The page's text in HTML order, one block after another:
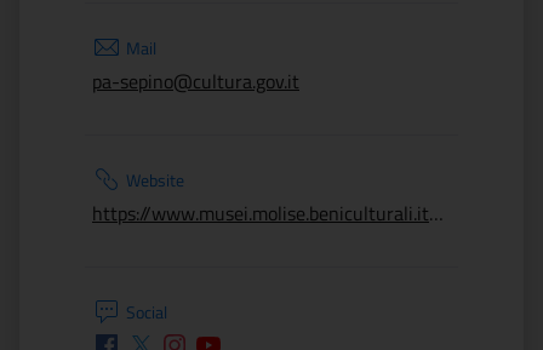
Mail
pa-sepino@cultura.gov.it
Website
https://www.musei.molise.beniculturali.it/musei
Social
FacebookTwitterInstagram
Youtube